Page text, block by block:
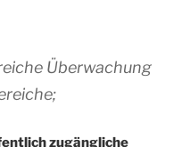
Überwachung
zugängliche